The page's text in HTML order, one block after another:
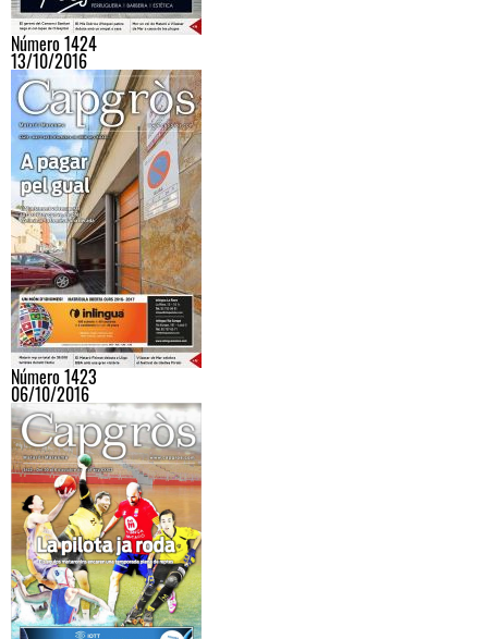
Número 1424
13/10/2016
Número 1423
06/10/2016